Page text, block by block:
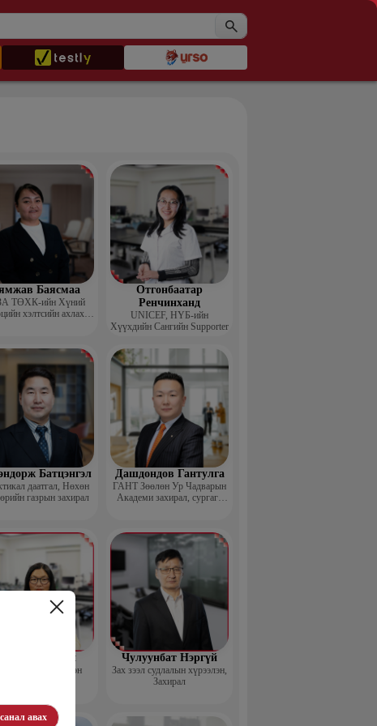
авах
Баясмаа
ТӨХК-ийн Хүний
хэлтсийн ахлах
Отгонбаатар
Ренчинханд
UNIСЕF, НҮБ-ийн
Хүүхдийн Сангийн Supporter
Батцэнгэл
даатгал, Нөхөн
газрын захирал
Дашдондов Гантулга
ГАНТ Зөөлөн Ур Чадварын
Академи захирал, сургагч
Болд Баясгалан
Consortium Үүсгэн
Чулуунбат Нэргүй
Зах зээл судлалын хүрээлэн,
Захирал